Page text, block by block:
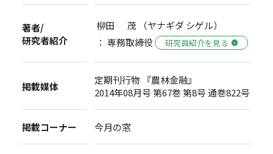
著者/
研究者紹介
柳田 茂 （ヤナギダ シゲル）
： 専務取締役
研究員紹介を見る
掲載媒体
定期刊行物 『農林金融』
2014年08月号 第67巻 第8号 通巻822号
掲載コーナー 今月の窓